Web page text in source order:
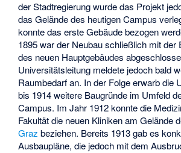
der Stadtregierung wurde das Projekt
das Gelände des heutigen Campus
konnte das erste Gebäude bezogen
1895 war der Neubau schließlich mit der
des neuen Hauptgebäudes
Universitätsleitung meldete jedoch bald
Raumbedarf an. In der Folge erwarb die
bis 1914 weitere Baugründe im Umfeld
Campus. Im Jahr 1912 konnte die
Fakultät die neuen Kliniken am Gelände
Graz beziehen. Bereits 1913 gab es
Ausbaupläne, die jedoch mit dem